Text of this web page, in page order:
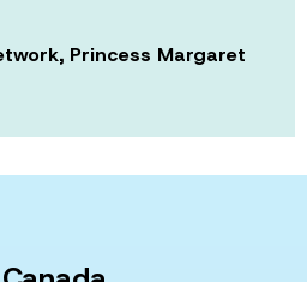
Princess Margaret